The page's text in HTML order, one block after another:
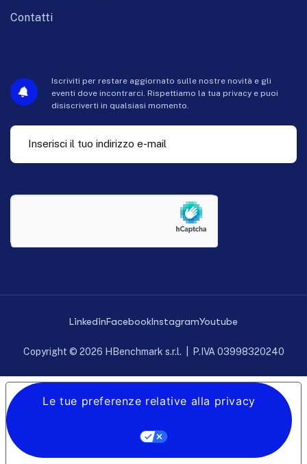
Contatti
Iscriviti per restare aggiornato sulle nostre novità e gli
eventi dove incontrarci. Rispettiamo la tua privacy e puoi
disiscriverti in qualsiasi momento.
LinkedinFacebookInstagramYoutube
Copyright © 2026 HBenchmark s.r.l. | P.IVA 03998320240
Le tue preferenze relative alla privacy